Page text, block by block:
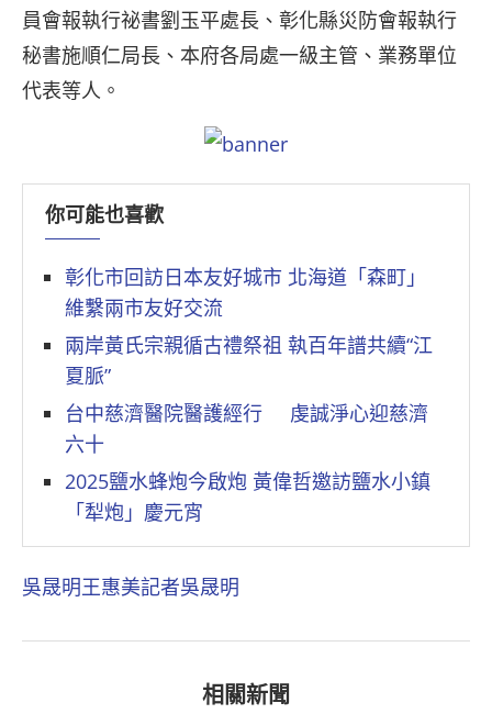
員會報執行祕書劉玉平處長、彰化縣災防會報執行
秘書施順仁局長、本府各局處一級主管、業務單位
代表等人。
你可能也喜歡
彰化市回訪日本友好城市 北海道「森町」
維繫兩市友好交流
兩岸黃氏宗親循古禮祭祖 執百年譜共續“江
夏脈”
台中慈濟醫院醫護經行 虔誠淨心迎慈濟
六十
2025鹽水蜂炮今啟炮 黃偉哲邀訪鹽水小鎮
「犁炮」慶元宵
吳晟明王惠美記者吳晟明
相關新聞